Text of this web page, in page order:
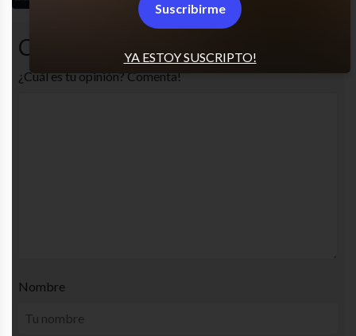
Comentarios
¿Cuál es tu opinión? Comenta!
Nombre
YA ESTOY SUSCRIPTO!
Suscribirme